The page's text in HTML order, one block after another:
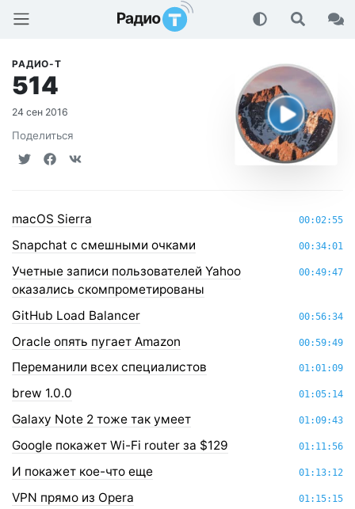
Радио-Т Подкаст
РАДИО-Т
514
24 сен 2016
Поделиться
00:02:55
macOS Sierra
00:34:01
Snapchat с смешными очками
00:49:47
Учетные записи пользователей Yahoo
оказались скомпрометированы
00:56:34
GitHub Load Balancer
00:59:49
Oracle опять пугает Amazon
01:01:09
Переманили всех специалистов
01:05:14
brew 1.0.0
01:09:43
Galaxy Note 2 тоже так умеет
01:11:56
Google покажет Wi-Fi router за $129
01:13:12
И покажет кое-что еще
01:15:15
VPN прямо из Opera